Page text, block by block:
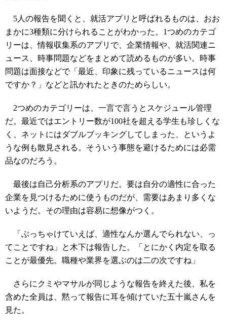
5人の報告を聞くと、就活アプリと呼ばれるものは、おお
まかに3種類に分けられることがわかった。1つめのカテゴ
リーは、情報収集系のアプリで、企業情報や、就活関連ニ
ュース、時事問題などをまとめて読めるものが多い。時事
問題は面接などで「最近、印象に残っているニュースは何
ですか？」などと訊かれたときのためらしい。
2つめのカテゴリーは、一言で言うとスケジュール管理
だ。最近ではエントリー数が100社を超える学生も珍しくな
く、ネットにはダブルブッキングしてしまった、というよ
うな例も散見される。そういう事態を避けるためには必需
品なのだろう。
最後は自己分析系のアプリだ。要は自分の適性に合った
企業を見つけるために使うものだが、需要はあまり多くな
いようだ。その理由は容易に想像がつく。
「ぶっちゃけていえば、適性なんか選んでられない、っ
てことですね」と木下は報告した。「とにかく内定を取る
ことが最優先。職種や業界を選ぶのは二の次ですね」
さらにクミやマサルが同じような報告を終えた後、私を
含めた全員は、黙って報告に耳を傾けていた五十嵐さんを
見た。